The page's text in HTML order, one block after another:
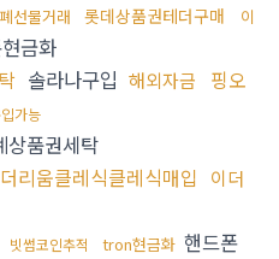
선물거래 롯데상품권테더구매
이
금화
솔라나구입 해외자금
핑오
가능
상품권세탁
리움클레식클레식매입
이더
빗썸코인추적 tron현금화 핸드폰